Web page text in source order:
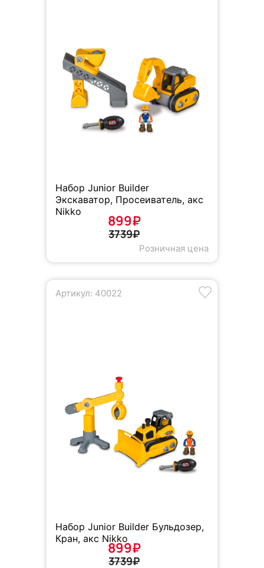
Набор Junior Builder
Экскаватор, Просеиватель, акс
Nikko
899₽
3739₽
Розничная цена
Артикул: 40022
Набор Junior Builder Бульдозер,
Кран, акс Nikko
899₽
3739₽